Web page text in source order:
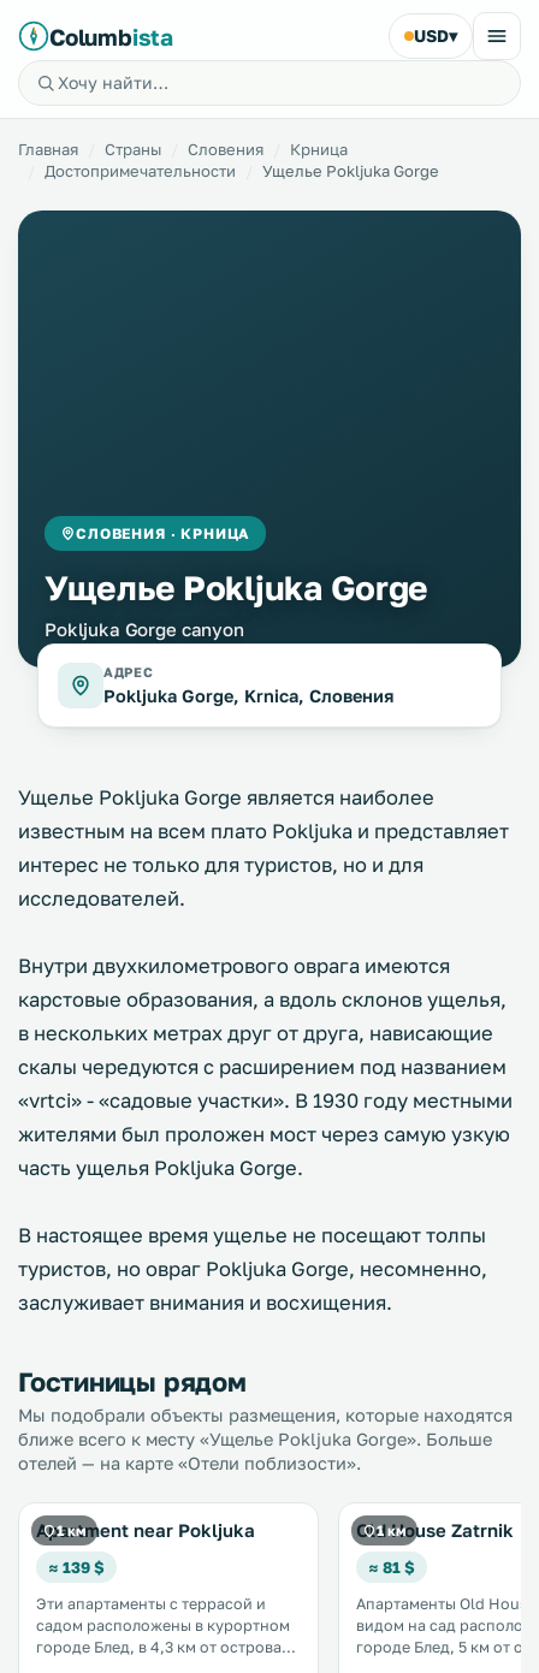
Columbista USD▾
Главная Страны Словения
Крница
Достопримечательности
Ущелье Pokljuka Gorge
СЛОВЕНИЯ · КРНИЦА
Ущелье Pokljuka Gorge
Pokljuka Gorge canyon
АДРЕС
Pokljuka Gorge, Krnica, Словения
Ущелье Pokljuka Gorge является наиболее
известным на всем плато Pokljuka и представляет
интерес не только для туристов, но и для
исследователей.
Внутри двухкилометрового оврага имеются
карстовые образования, а вдоль склонов ущелья,
в нескольких метрах друг от друга, нависающие
скалы чередуются с расширением под названием
«vrtci» - «садовые участки». В 1930 году местными
жителями был проложен мост через самую узкую
часть ущелья Pokljuka Gorge.
В настоящее время ущелье не посещают толпы
туристов, но овраг Pokljuka Gorge, несомненно,
заслуживает внимания и восхищения.
Гостиницы рядом
Мы подобрали объекты размещения, которые находятся
ближе всего к месту «Ущелье Pokljuka Gorge». Больше
отелей — на карте «Отели поблизости».
1 км
Apartment near Pokljuka
≈ 139 $
Эти апартаменты с террасой и
садом расположены в курортном
городе Блед, в 4,3 км от острова
1 км
Old House Zatrnik
≈ 81 $
Апартаменты Old
видом на сад
городе Блед, 5 км от